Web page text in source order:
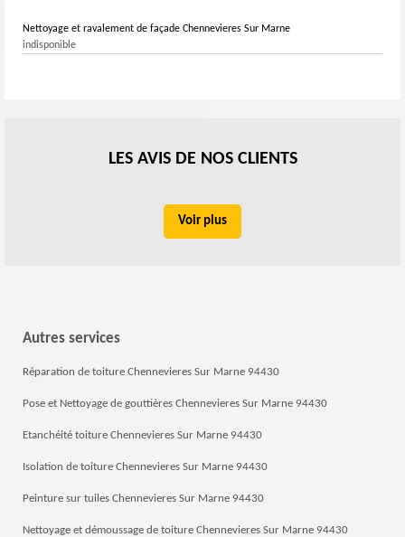
Nettoyage et ravalement de façade Chennevieres Sur Marne
indisponible
LES AVIS DE NOS CLIENTS
Voir plus
Autres services
Réparation de toiture Chennevieres Sur Marne 94430
Pose et Nettoyage de gouttières Chennevieres Sur Marne 94430
Etanchéité toiture Chennevieres Sur Marne 94430
Isolation de toiture Chennevieres Sur Marne 94430
Peinture sur tuiles Chennevieres Sur Marne 94430
Nettoyage et démoussage de toiture Chennevieres Sur Marne 94430